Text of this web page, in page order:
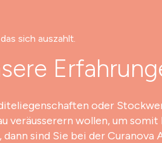
sich auszahlt.
oder
veräusserern wollen, um
sind Sie bei der Curanova